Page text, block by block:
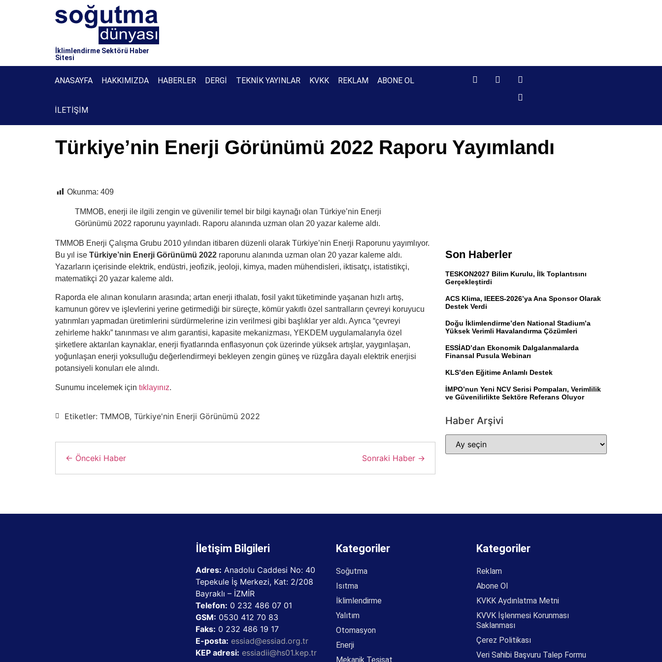
İklimlendirme Sektörü Haber
Sitesi
ANASAYFA HAKKIMIZDA HABERLER DERGI TEKNIK YAYINLAR KVKK REKLAM ABONE OL
İLETIŞIM
Türkiye’nin Enerji Görünümü 2022 Raporu Yayımlandı
Okunma: 409
TMMOB, enerji ile ilgili zengin ve güvenilir temel bir bilgi kaynağı olan Türkiye’nin Enerji
Görünümü 2022 raporunu yayınladı. Raporu alanında uzman olan 20 yazar kaleme aldı.
TMMOB Enerji Çalışma Grubu 2010 yılından itibaren düzenli olarak Türkiye’nin Enerji Raporunu yayımlıyor.
Bu yıl ise Türkiye’nin Enerji Görünümü 2022 raporunu alanında uzman olan 20 yazar kaleme aldı.
Yazarların içerisinde elektrik, endüstri, jeofizik, jeoloji, kimya, maden mühendisleri, iktisatçı, istatistikçi,
matematikçi 20 yazar kaleme aldı.
Raporda ele alınan konuların arasında; artan enerji ithalatı, fosil yakıt tüketiminde yaşanan hızlı artış,
kamunun görev ve işlevlerini yerine getirmediği bir süreçte, kömür yakıtlı özel santralların çevreyi koruyucu
yatırımları yapmadan üretimlerini sürdürmelerine izin verilmesi gibi başlıklar yer aldı. Ayrıca “çevreyi
zehirleme hakkı” tanınması ve alım garantisi, kapasite mekanizması, YEKDEM uygulamalarıyla özel
şirketlere aktarılan kaynaklar, enerji fiyatlarında enflasyonun çok üzerinde yüksek artışlar, yaygınlaşan,
yoğunlaşan enerji yoksulluğu değerlendirmeyi bekleyen zengin güneş ve rüzgâra dayalı elektrik enerjisi
potansiyeli konuları ele alındı.
Sunumu incelemek için tıklayınız.
Etiketler: TMMOB, Türkiye'nin Enerji Görünümü 2022
← Önceki Haber Sonraki Haber →
Son Haberler
TESKON2027 Bilim Kurulu, İlk Toplantısını
Gerçekleştirdi
ACS Klima, IEEES-2026’ya Ana Sponsor Olarak
Destek Verdi
Doğu İklimlendirme’den National Stadium’a
Yüksek Verimli Havalandırma Çözümleri
ESSİAD’dan Ekonomik Dalgalanmalarda
Finansal Pusula Webinarı
KLS’den Eğitime Anlamlı Destek
İMPO’nun Yeni NCV Serisi Pompaları, Verimlilik
ve Güvenilirlikte Sektöre Referans Oluyor
Haber Arşivi
İletişim Bilgileri
Adres: Anadolu Caddesi No: 40
Tepekule İş Merkezi, Kat: 2/208
Bayraklı – İZMİR
Telefon: 0 232 486 07 01
GSM: 0530 412 70 83
Faks: 0 232 486 19 17
E-posta: essiad@essiad.org.tr
KEP adresi: essiadii@hs01.kep.tr
Kategoriler
Soğutma
Isıtma
İklimlendirme
Yalıtım
Otomasyon
Enerji
Mekanik Tesisat
Kategoriler
Reklam
Abone Ol
KVKK Aydınlatma Metni
KVVK İşlenmesi Korunması
Saklanması
Çerez Politikası
Veri Sahibi Başvuru Talep Formu